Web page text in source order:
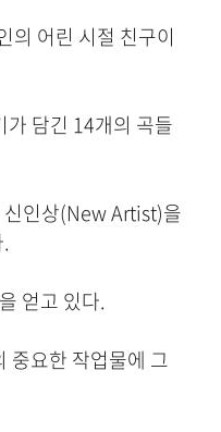
어린 시절 친구이
담긴 14개의 곡들
인상(New Artist)을
얻고 있다.
중요한 작업물에 그